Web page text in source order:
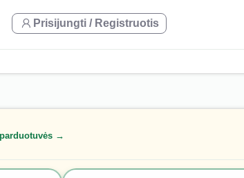
Prisijungti / Registruotis
→